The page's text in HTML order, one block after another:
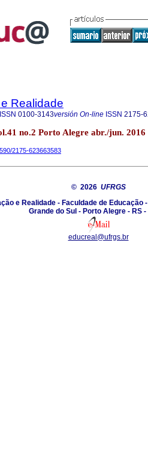
Realidade
ISSN 0100-3143versión On-line ISSN 2175-
no.2 Porto Alegre abr./jun. 2016
2175-623663583
© 2026 UFRGS
e Realidade - Faculdade de Educação
Grande do Sul - Porto Alegre - RS
educreal@ufrgs.br